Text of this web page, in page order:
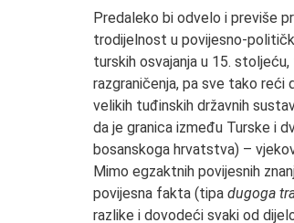
Predaleko bi odvelo i previše
trodijelnost u povijesno-
turskih osvajanja u 15.
razgraničenja, pa sve tako
velikih tuđinskih dr­žavnih
da je granica između Turske i
bosanskoga hrvat­stva) –
Mimo egzaktnih povijesnih
povijesna fakta (tipa dugoga
razlike i dovodeći svaki od